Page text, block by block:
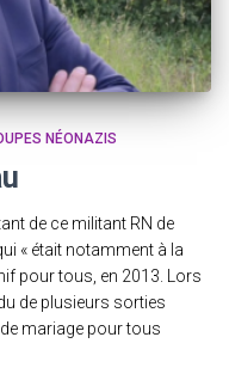
NÉONAZIS
de ce militant RN de
« était notamment à la
pour tous, en 2013. Lors
de plusieurs sorties
mariage pour tous